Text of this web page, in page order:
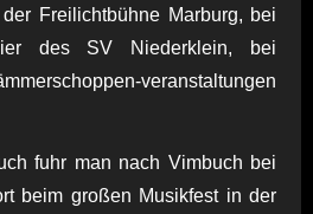
Freilichtbühne Marburg, bei
des SV Niederklein, bei
veranstaltungen
fuhr man nach Vimbuch bei
beim großen Musikfest in der